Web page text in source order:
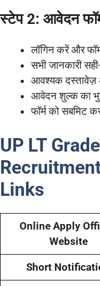
स्टेप 2: आवेदन
लॉगिन करें और
सभी जानकारी
आवश्यक दस्तावेज़
आवेदन शुल्क का
फॉर्म को सबमिट
UP LT
Links
Online Apply
Website
Short